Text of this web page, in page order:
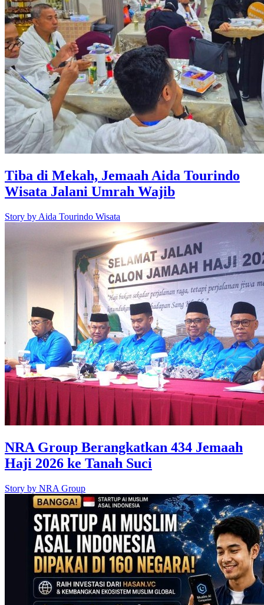
Tiba di Mekah, Jemaah Aida Tourindo
Wisata Jalani Umrah Wajib
Story by Aida Tourindo Wisata
NRA Group Berangkatkan 434 Jemaah
Haji 2026 ke Tanah Suci
Story by NRA Group